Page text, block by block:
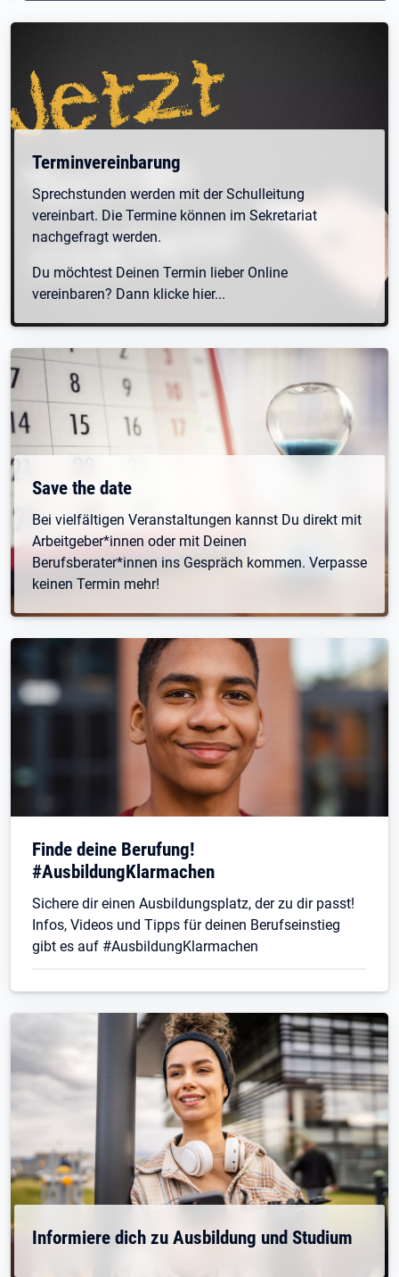
Öffnet in neuem Tab
Terminvereinbarung
Sprechstunden werden mit der Schulleitung
vereinbart. Die Termine können im Sekretariat
nachgefragt werden.
Du möchtest Deinen Termin lieber Online
vereinbaren? Dann klicke hier...
Öffnet in neuem Tab
Save the date
Bei vielfältigen Veranstaltungen kannst Du direkt mit
Arbeitgeber*innen oder mit Deinen
Berufsberater*innen ins Gespräch kommen. Verpasse
keinen Termin mehr!
Finde deine Berufung!
#AusbildungKlarmachen
Sichere dir einen Ausbildungsplatz, der zu dir passt!
Infos, Videos und Tipps für deinen Berufseinstieg
gibt es auf #AusbildungKlarmachen
Informiere dich zu Ausbildung und Studium